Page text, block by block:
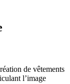
de vêtements
l’image